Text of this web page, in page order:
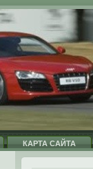
КАРТА САЙТА